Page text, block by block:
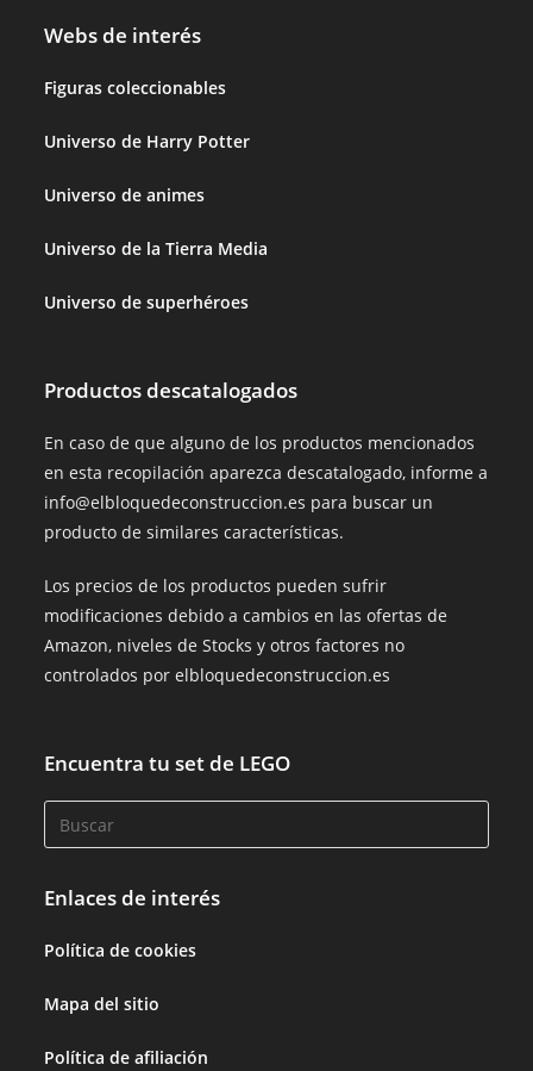
Webs de interés
Figuras coleccionables
Universo de Harry Potter
Universo de animes
Universo de la Tierra Media
Universo de superhéroes
Productos descatalogados
En caso de que alguno de los productos mencionados
en esta recopilación aparezca descatalogado, informe a
info@elbloquedeconstruccion.es para buscar un
producto de similares características.
Los precios de los productos pueden sufrir
modificaciones debido a cambios en las ofertas de
Amazon, niveles de Stocks y otros factores no
controlados por elbloquedeconstruccion.es
Encuentra tu set de LEGO
Enlaces de interés
Política de cookies
Mapa del sitio
Política de afiliación